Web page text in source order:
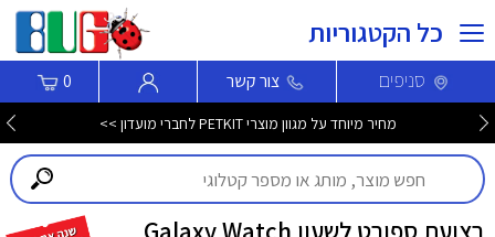
כל הקטגוריות
סניפים צור קשר 0
מחיר מיוחד על מגוון מוצרי PETKIT לחברי מועדון >>